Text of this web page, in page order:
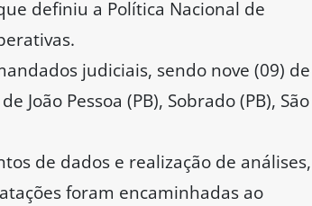
definiu a Política Nacional de
judiciais, sendo nove (09) de
João Pessoa (PB), Sobrado (PB), São
de dados e realização de análises,
foram encaminhadas ao